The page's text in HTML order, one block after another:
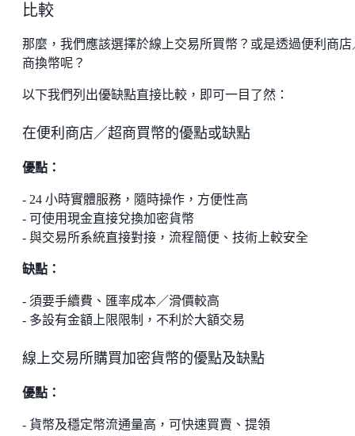
比較
那麼，我們應該選擇於線上交易所買幣？或是透過便利商店
商換幣呢？
以下我們列出優缺點直接比較，即可一目了然：
在便利商店／超商買幣的優點或缺點
優點：
- 24 小時實體服務，隨時操作，方便性高
- 可使用現金直接兌換加密貨幣
- 與交易所系統直接對接，流程簡便、技術上較安全
缺點：
- 須要手續費、匯率成本／滑價較高
- 多設有金額上限限制，不利於大額交易
線上交易所購買加密貨幣的優點及缺點
優點：
- 貨幣及穩定幣流通量高，可快速買賣、提領